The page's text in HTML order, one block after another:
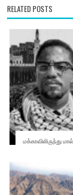
RELATED POSTS
மக்காவிலிருந்து